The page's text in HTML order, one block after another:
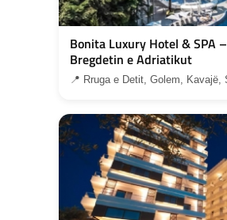
Bonita Luxury Hotel & SPA
Bregdetin e Adriatikut
📍 Rruga e Detit, Golem, Kavajë,